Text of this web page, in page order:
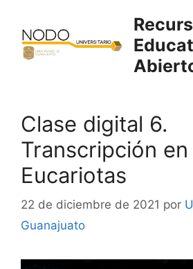
contenido
Clase digital 6.
Transcripción en
Eucariotas
22 de diciembre de 2021 por
Guanajuato